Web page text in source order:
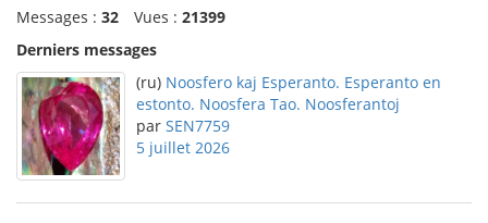
Messages : 32 Vues : 21399
Derniers messages
(ru) Noosfero kaj Esperanto. Esperanto en
estonto. Noosfera Tao. Noosferantoj
par SEN7759
5 juillet 2026